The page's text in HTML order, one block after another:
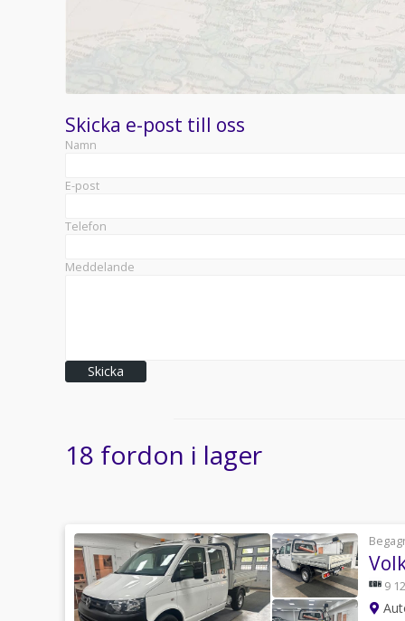
Skicka e-post till oss
Namn
E-post
Telefon
Meddelande
Skicka
18 fordon i lager
9